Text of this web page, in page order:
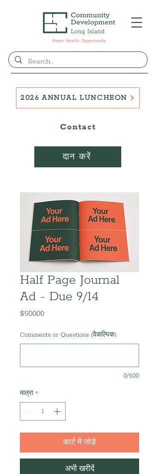
दान करें
Contact
2026 ANNUAL LUNCHEON
Half Page Journal
Ad - Due 9/14
$500.00मूल्य
Comments or Questions (वैकल्पिक)
0/500
मात्रा *
कार्ट में जोड़ें
अभी खरीदें